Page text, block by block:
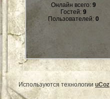
Онлайн всего: 9
Гостей: 9
Пользователей: 0
Используются технологии uCoz